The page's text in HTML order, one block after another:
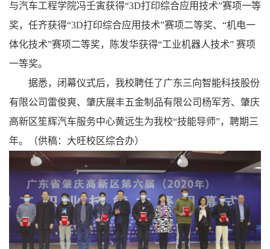
与汽车工程学院冯壬寅获得“3D打印综合应用技术”赛项一等
奖，任齐获得“3D打印综合应用技术”赛项二等奖、“机电一
体化技术”赛项二等奖，陈发华获得“工业机器人技术” 赛项
一等奖。
据悉，闭幕仪式后，我校聘任了广东三向智能科技股份
有限公司雷俊爽、肇庆展丰五金制品有限公司杨军芳、肇庆
高新区笙辉汽车服务中心黄远生为我校“技能导师”，聘期三
年。（供稿：大旺校区综合办）